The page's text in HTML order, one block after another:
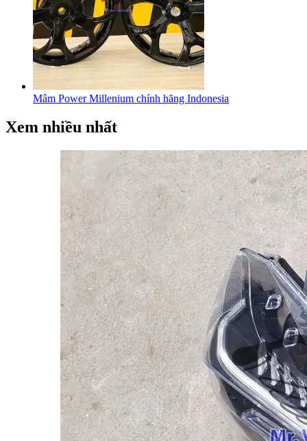
Mâm Power Millenium chính hãng Indonesia
Xem nhiều nhất